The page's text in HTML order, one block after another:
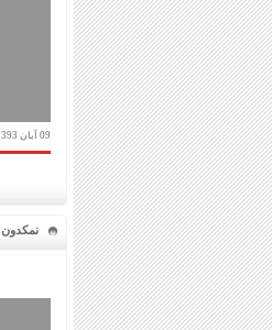
09 آبان 1393
نمکدون